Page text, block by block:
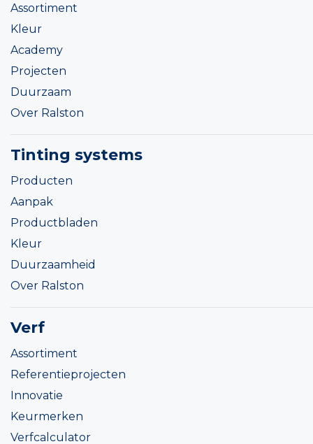
Assortiment
Kleur
Academy
Projecten
Duurzaam
Over Ralston
Tinting systems
Producten
Aanpak
Productbladen
Kleur
Duurzaamheid
Over Ralston
Verf
Assortiment
Referentieprojecten
Innovatie
Keurmerken
Verfcalculator